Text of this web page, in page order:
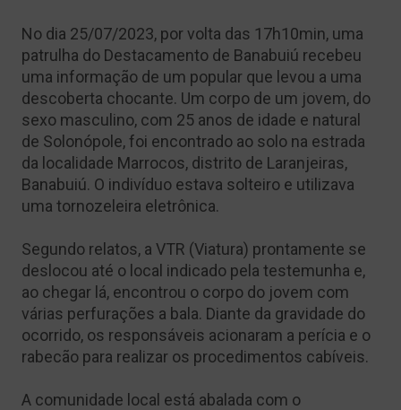
No dia 25/07/2023, por volta das 17h10min, uma
patrulha do Destacamento de Banabuiú recebeu
uma informação de um popular que levou a uma
descoberta chocante. Um corpo de um jovem, do
sexo masculino, com 25 anos de idade e natural
de Solonópole, foi encontrado ao solo na estrada
da localidade Marrocos, distrito de Laranjeiras,
Banabuiú. O indivíduo estava solteiro e utilizava
uma tornozeleira eletrônica.
Segundo relatos, a VTR (Viatura) prontamente se
deslocou até o local indicado pela testemunha e,
ao chegar lá, encontrou o corpo do jovem com
várias perfurações a bala. Diante da gravidade do
ocorrido, os responsáveis acionaram a perícia e o
rabecão para realizar os procedimentos cabíveis.
A comunidade local está abalada com o